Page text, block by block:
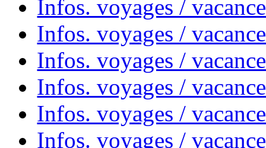
Infos. voyages /
Infos. voyages /
Infos. voyages /
Infos. voyages /
Infos. voyages /
Infos. voyages /